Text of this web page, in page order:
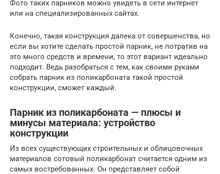
Фото таких парников можно увидеть в сети интернет
или на специализированных сайтах.
Конечно, такая конструкция далека от совершенства, но
если вы хотите сделать простой парник, не потратив на
это много средств и времени, то этот вариант идеально
подходит. Ведь разобраться с тем, как своими руками
собрать парник из поликарбоната такой простой
конструкции, сможет каждый.
Парник из поликарбоната — плюсы и
минусы материала: устройство
конструкции
Из всех существующих строительных и облицовочных
материалов сотовый поликарбонат считается одним из
самых востребованных. Он представляет собой